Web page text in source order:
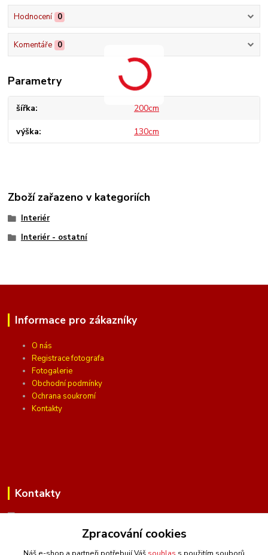
Hodnocení 0
Komentáře 0
Parametry
šířka 200cm
výška 130cm
Zboží zařazeno v kategoriích
Interiér
Interiér - ostatní
Informace pro zákazníky
O nás
Registrace fotografa
Fotogalerie
Obchodní podmínky
Ochrana soukromí
Kontakty
Kontakty
(Po-Pá, 10 - 16 hod.)
Zpracování cookies